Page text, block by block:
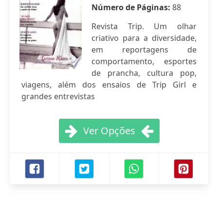
Número de Páginas: 88
Revista Trip. Um olhar
criativo para a diversidade,
em reportagens de
comportamento, esportes
de prancha, cultura pop,
viagens, além dos ensaios de Trip Girl e
grandes entrevistas
Ver Opções